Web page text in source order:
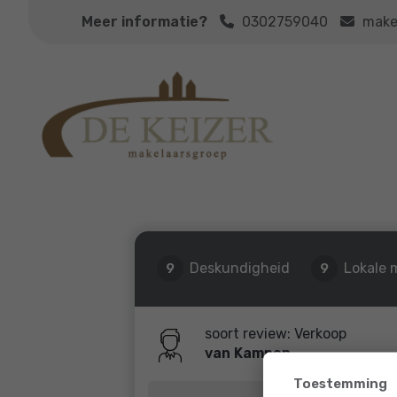
Meer informatie? 0302759040
9 Deskundigheid 9 Lokale
soort review: Verkoop
van Kampen
Toestemming